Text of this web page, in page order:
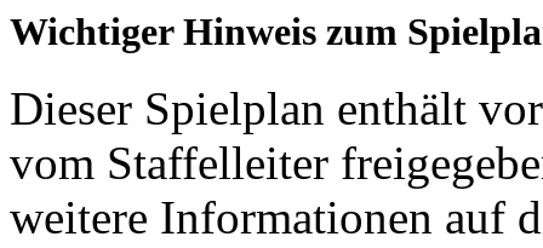
Wichtiger Hinweis zum
Dieser Spielplan enthält
vom Staffelleiter
weitere Informationen auf